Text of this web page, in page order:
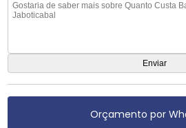
Orçamento por